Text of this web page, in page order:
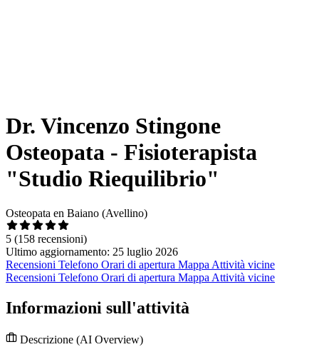
Dr. Vincenzo Stingone
Osteopata - Fisioterapista
"Studio Riequilibrio"
Osteopata en Baiano (Avellino)
5 (158 recensioni)
Ultimo aggiornamento: 25 luglio 2026
Recensioni Telefono Orari di apertura Mappa Attività vicine
Recensioni Telefono Orari di apertura Mappa Attività vicine
Informazioni sull'attività
Descrizione (AI Overview)